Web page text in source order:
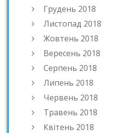
Грудень 2018
Листопад 2018
Жовтень 2018
Вересень 2018
Серпень 2018
Липень 2018
Червень 2018
Травень 2018
Квітень 2018